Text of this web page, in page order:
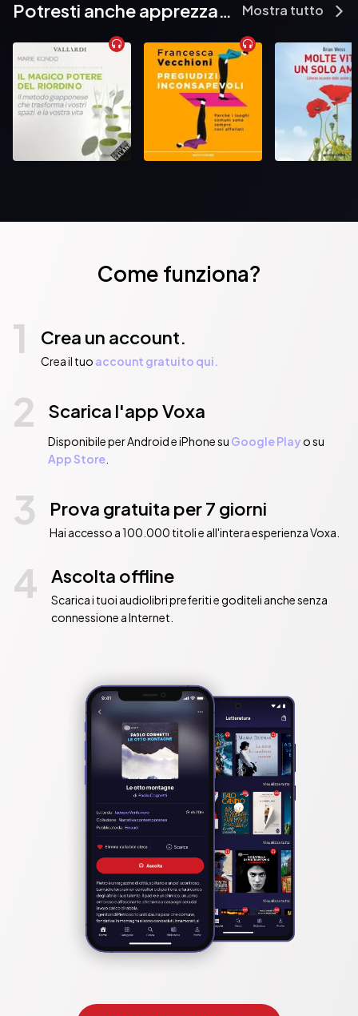
Potresti anche apprezzare... Mostra tutto
Come funziona?
1 Crea un account.
Crea il tuo account gratuito qui.
2 Scarica l'app Voxa
Disponibile per Android e iPhone su Google Playo su
App Store.
3 Prova gratuita per 7 giorni
Hai accesso a 100.000 titoli e all'intera esperienza Voxa.
4 Ascolta offline
Scarica i tuoi audiolibri preferiti e goditeli anche senza
connessione a Internet.